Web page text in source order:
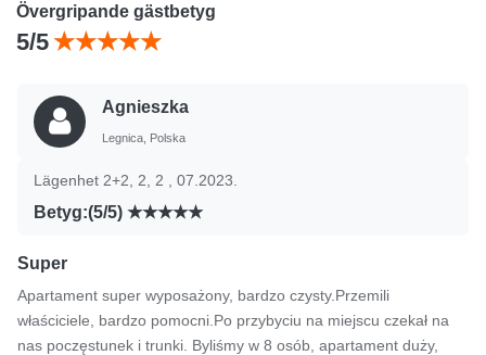
Övergripande gästbetyg
5/5
Agnieszka
Legnica, Polska
Lägenhet 2+2, 2, 2 , 07.2023.
Betyg:(5/5)
Super
Apartament super wyposażony, bardzo czysty.Przemili
właściciele, bardzo pomocni.Po przybyciu na miejscu czekał na
nas poczęstunek i trunki. Byliśmy w 8 osób, apartament duży,